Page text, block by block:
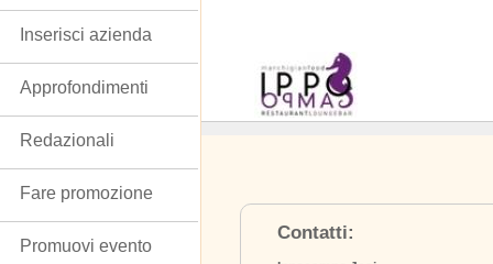
Contatti:
Inserisci azienda
Approfondimenti
Redazionali
Fare promozione
Promuovi evento